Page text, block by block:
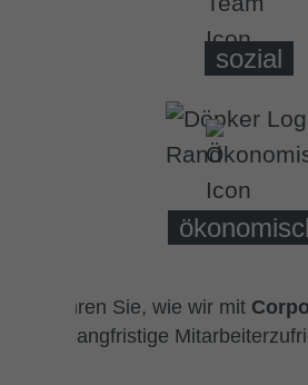
sozial
Erfahren Sie, wie wir mit
für langfristige